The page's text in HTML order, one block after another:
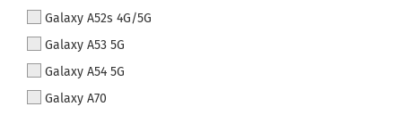
Galaxy A52s 4G/5G
Galaxy A53 5G
Galaxy A54 5G
Galaxy A70